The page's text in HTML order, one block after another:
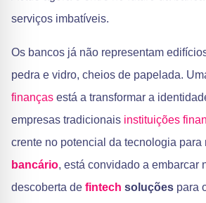
serviços imbatíveis.
Os bancos já não representam
pedra e vidro, cheios de papelada.
finanças está a transformar a
empresas tradicionais instituições
crente no potencial da tecnologia para
bancário, está convidado a embarcar
descoberta de fintech soluções para